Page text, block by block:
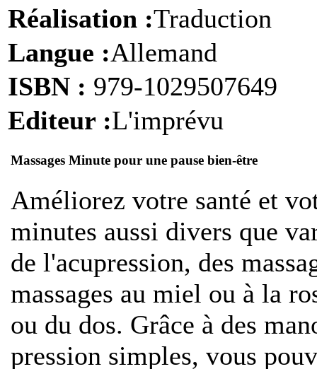
Réalisation :Traduction
Langue :Allemand
ISBN : 979-1029507649
Editeur :L'imprévu
Massages Minute pour une pause bien-être
Améliorez votre santé et
minutes aussi divers que
de l'acupression, des
massages au miel ou à la
ou du dos. Grâce à des
pression simples, vous